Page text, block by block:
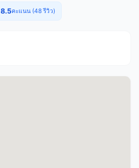
8.5คะแนน (48 รีวิว)